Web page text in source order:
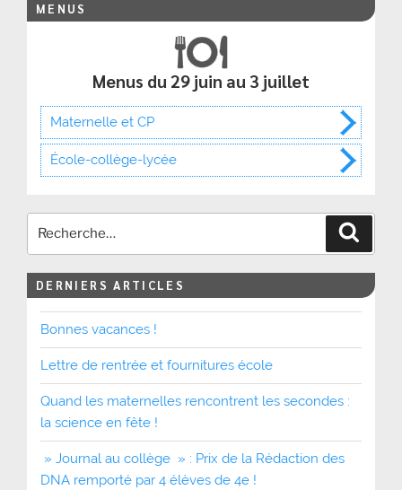
MENUS
Menus du 29 juin au 3 juillet
Maternelle et CP
École-collège-lycée
DERNIERS ARTICLES
Bonnes vacances !
Lettre de rentrée et fournitures école
Quand les maternelles rencontrent les secondes :
la science en fête !
» Journal au collège » : Prix de la Rédaction des
DNA remporté par 4 élèves de 4e !